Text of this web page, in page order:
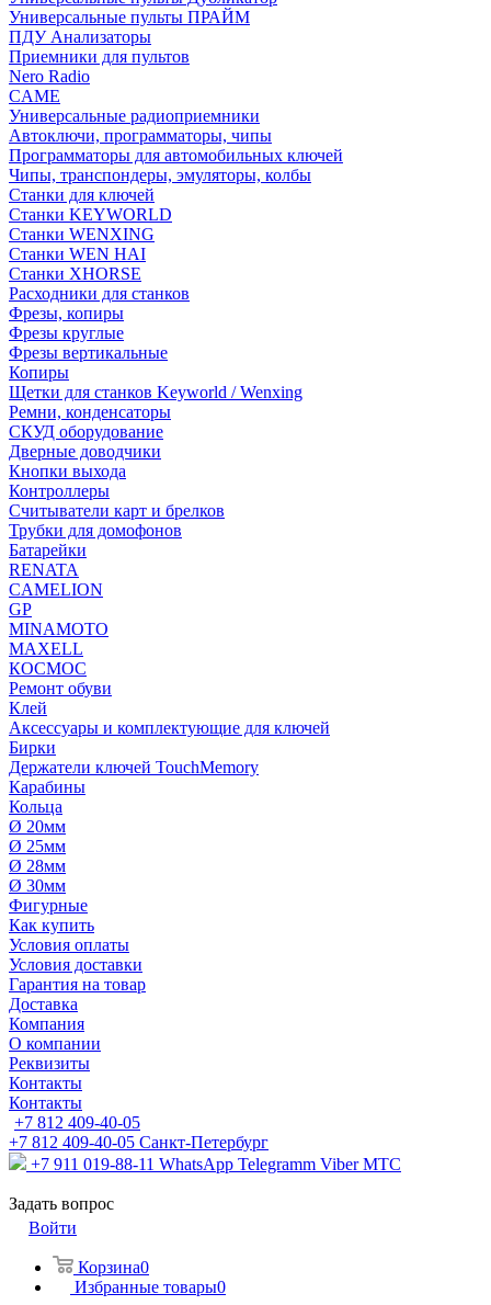
Универсальные пульты ПРАЙМ
ПДУ Анализаторы
Приемники для пультов
Nero Radio
CAME
Универсальные радиоприемники
Автоключи, программаторы, чипы
Программаторы для автомобильных ключей
Чипы, транспондеры, эмуляторы, колбы
Станки для ключей
Станки KEYWORLD
Станки WENXING
Станки WEN HAI
Станки XHORSE
Расходники для станков
Фрезы, копиры
Фрезы круглые
Фрезы вертикальные
Копиры
Щетки для станков Keyworld / Wenxing
Ремни, конденсаторы
СКУД оборудование
Дверные доводчики
Кнопки выхода
Контроллеры
Считыватели карт и брелков
Трубки для домофонов
Батарейки
RENATA
CAMELION
GP
MINAMOTO
MAXELL
КОСМОС
Ремонт обуви
Клей
Аксессуары и комплектующие для ключей
Бирки
Держатели ключей TouchMemory
Карабины
Кольца
Ø 20мм
Ø 25мм
Ø 28мм
Ø 30мм
Фигурные
Как купить
Условия оплаты
Условия доставки
Гарантия на товар
Доставка
Компания
О компании
Реквизиты
Контакты
Контакты
+7 812 409-40-05
+7 812 409-40-05 Санĸт-Петербург
+7 911 019-88-11 WhatsApp Telegramm Viber МТС
Задать вопрос
Войти
Корзина0
Избранные товары0